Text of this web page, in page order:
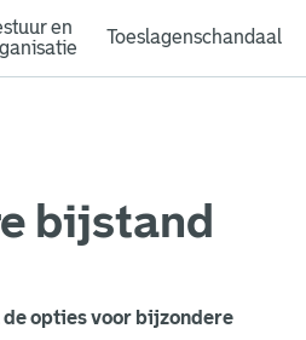
en
Toeslagenschandaal
bijstand
opties voor bijzondere